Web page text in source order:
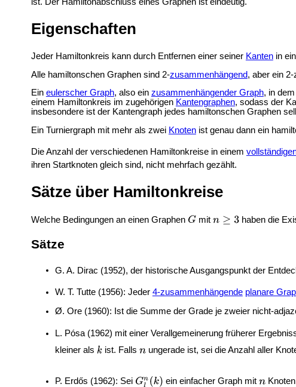
ist. Der Hamiltonabschluss eines Graphen ist eindeutig.
Eigenschaften
Jeder Hamiltonkreis kann durch Entfernen einer seiner Kantenin
Alle hamiltonschen Graphen sind 2-zusammenhängend, aber ein
Ein eulerscher Graph, also ein zusammenhängender Graph, in
einem Hamiltonkreis im zugehörigen Kantengraphen, sodass der
insbesondere ist der Kantengraph jedes hamiltonschen Graphen
Ein Turniergraph mit mehr als zwei Knotenist genau dann ein
Die Anzahl der verschiedenen Hamiltonkreise in einem
ihren Startknoten gleich sind, nicht mehrfach gezählt.
Sätze über Hamiltonkreise
Welche Bedingungen an einen Graphen mit haben die
Sätze
G. A. Dirac (1952), der historische Ausgangspunkt der
W. T. Tutte (1956): Jeder 4-zusammenhängende planare
Ø. Ore (1960): Ist die Summe der Grade je zweier nicht-
L. Pósa (1962) mit einer Verallgemeinerung früherer
kleiner als
ist. Falls ungerade ist, sei die Anzahl aller
P. Erdős (1962): Sei ein einfacher Graph mit Knoten